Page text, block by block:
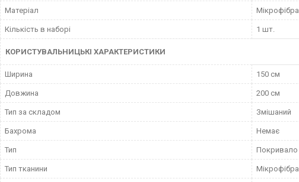
Матеріал Мікрофібра
Кількість в наборі 1 шт.
КОРИСТУВАЛЬНИЦЬКІ ХАРАКТЕРИСТИКИ
Ширина 150 см
Довжина 200 см
Тип за складом Змішаний
Бахрома Немає
Тип Покривало
Тип тканини Мікрофібра